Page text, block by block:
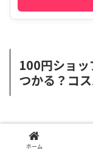
100円ショ
つかる？コ
「まずは試し
ホーム